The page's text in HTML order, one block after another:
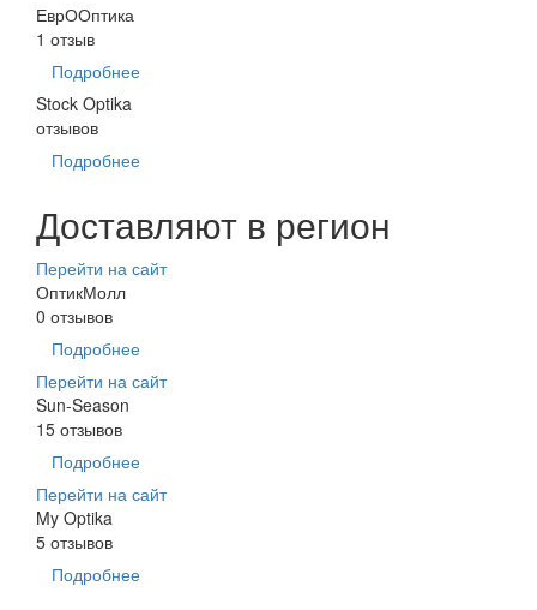
ЕврООптика
1 отзыв
Подробнее
Stock Optika
отзывов
Подробнее
Доставляют в регион
Перейти на сайт
ОптикМолл
0 отзывов
Подробнее
Перейти на сайт
Sun-Season
15 отзывов
Подробнее
Перейти на сайт
My Optika
5 отзывов
Подробнее